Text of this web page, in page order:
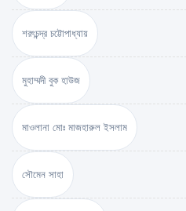
শরৎচন্দ্র চট্টোপাধ্যায়
মুহাম্মদী বুক হাউজ
মাওলানা মোঃ মাজহারুল ইসলাম
সৌমেন সাহা